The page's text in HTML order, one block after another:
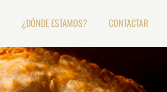
¿DÓNDE ESTAMOS? CONTACTAR